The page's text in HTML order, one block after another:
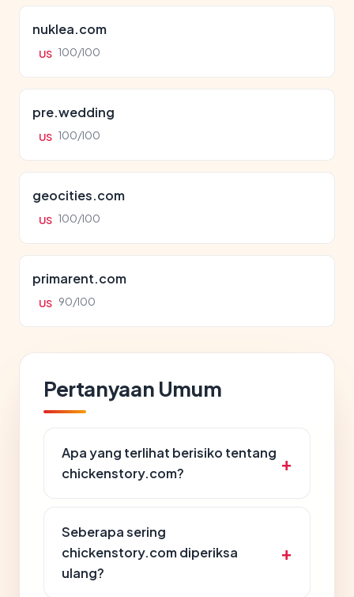
nuklea.com
US 100/100
pre.wedding
US 100/100
geocities.com
US 100/100
primarent.com
US 90/100
Pertanyaan Umum
Apa yang terlihat berisiko tentang
chickenstory.com?
Seberapa sering
chickenstory.com diperiksa
ulang?